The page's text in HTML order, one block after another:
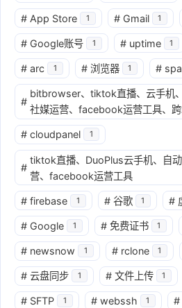
# App Store 1 # Gmail 1
# Google账号 1 # uptime 1
# arc 1 # 浏览器 1 #
#
bitbrowser、tiktok直播、云手机
社媒运营、facebook运营工具、
# cloudpanel 1
#
tiktok直播、DuoPlus云手机、自
营、facebook运营工具
# firebase 1 # 谷歌 1 #
# Google 1 # 免费证书 1
# newsnow 1 # rclone 1
# 云盘同步 1 # 文件上传 1
# SFTP 1 # webssh 1 #